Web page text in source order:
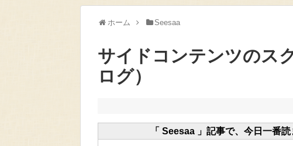
ホーム Seesaa
サイドコンテンツのス
ログ）
「 Seesaa 」記事で、今日一番